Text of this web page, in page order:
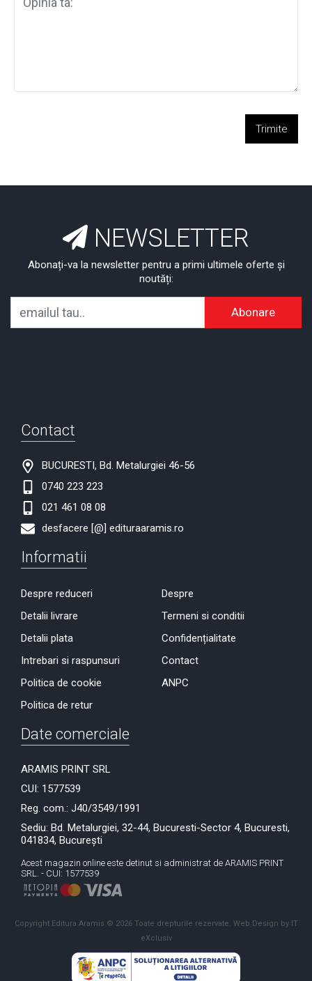
Trimite
NEWSLETTER
Abonați-va la newsletter pentru a primi ultimele oferte și
noutăți:
Abonare
Contact
BUCURESTI, Bd. Metalurgiei 46-56
0740 223 223
021 461 08 08
desfacere [@] edituraaramis.ro
Informatii
Despre reduceri
Detalii livrare
Detalii plata
Intrebari si raspunsuri
Politica de cookie
Politica de retur
Despre
Termeni si conditii
Confidențialitate
Contact
ANPC
Date comerciale
ARAMIS PRINT SRL
CUI: 1577539
Reg. com.: J40/3549/1991
Sediu: Bd. Metalurgiei, 32-44, Bucuresti-Sector 4, Bucuresti,
041834, București
Acest magazin online este detinut si administrat de ARAMIS PRINT
SRL. - CUI: 1577539
Copyright Editura Aramis © 2026 Toate drepturile rezervate. Web Design by IT
eXclusiv